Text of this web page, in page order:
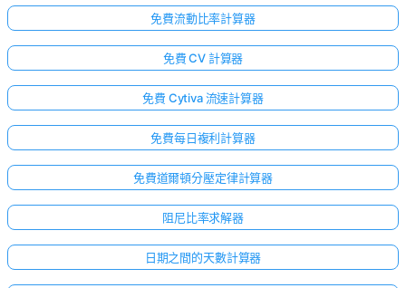
免費流動比率計算器
免費 CV 計算器
免費 Cytiva 流速計算器
免費每日複利計算器
免費道爾頓分壓定律計算器
阻尼比率求解器
日期之間的天數計算器